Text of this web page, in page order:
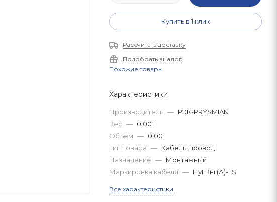
Купить в 1 клик
Рассчитать доставку
Подобрать аналог
Похожие товары
Характеристики
Производитель — РЭК-PRYSMIAN
Вес — 0,001
Объем — 0,001
Тип товара — Кабель, провод
Назначение — Монтажный
Маркировка кабеля — ПуГВнг(А)-LS
Все характеристики